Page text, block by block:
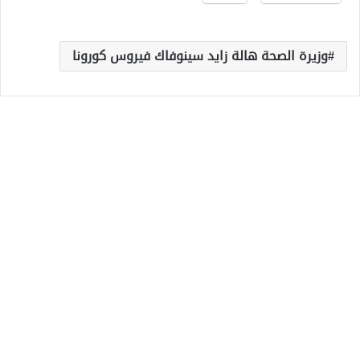
وزيرة الصحة هالة زايد سينوفاك فيروس كورونا